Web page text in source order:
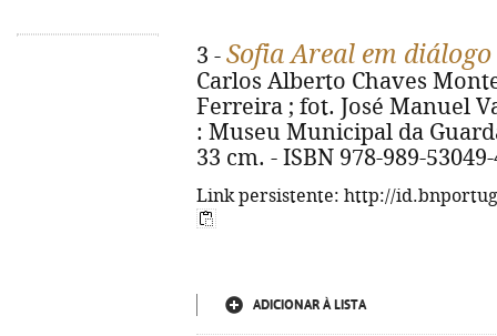
3 - Sofia Areal em
Carlos Alberto Chaves
Ferreira ; fot. José Manuel
: Museu Municipal da
33 cm. - ISBN 978-989-
Link persistente: http://
ADICIONAR À LISTA